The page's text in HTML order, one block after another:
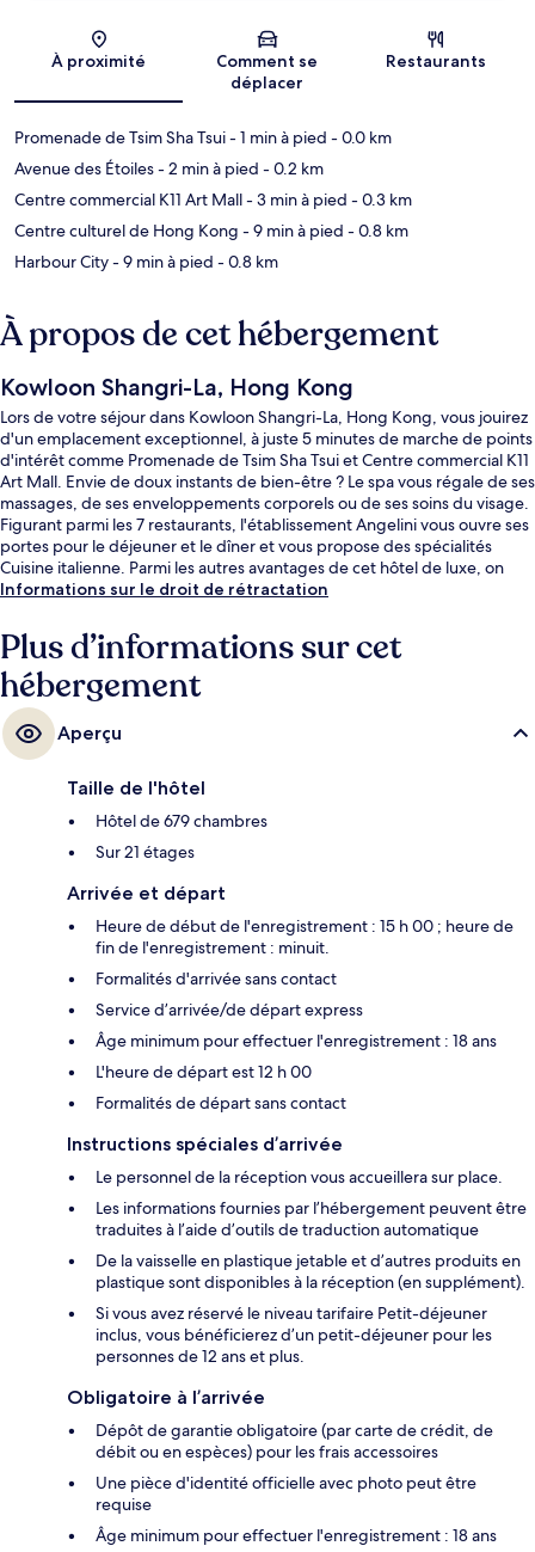
Carte
À proximité
Comment se
déplacer
Restaurants
Promenade de Tsim Sha Tsui- 1 min à pied - 0.0 km
Avenue des Étoiles- 2 min à pied - 0.2 km
Centre commercial K11 Art Mall- 3 min à pied - 0.3 km
Centre culturel de Hong Kong - 9 min à pied - 0.8 km
Harbour City- 9 min à pied - 0.8 km
À propos de cet hébergement
Kowloon Shangri-La, Hong Kong
Lors de votre séjour dans Kowloon Shangri-La, Hong Kong, vous jouirez
d'un emplacement exceptionnel, à juste 5 minutes de marche de points
d'intérêt comme Promenade de Tsim Sha Tsui et Centre commercial K11
Art Mall. Envie de doux instants de bien-être ? Le spa vous régale de ses
massages, de ses enveloppements corporels ou de ses soins du visage.
Figurant parmi les 7 restaurants, l'établissement Angelini vous ouvre ses
portes pour le déjeuner et le dîner et vous propose des spécialités
Cuisine italienne. Parmi les autres avantages de cet hôtel de luxe, on
trouve une piscine couverte, un bar / salon et un centre de remise en
tarissent pas d'éloges en ce qui concerne le personnel attentionné et
l'emplacement.
Informations sur le droit de rétractation
Plus d’informations sur cet
hébergement
Aperçu
Taille de l'hôtel
Hôtel de 679 chambres
Sur 21 étages
Arrivée et départ
Heure de début de l'enregistrement : 15 h 00 ; heure de
fin de l'enregistrement : minuit.
Formalités d'arrivée sans contact
Service d’arrivée/de départ express
Âge minimum pour effectuer l'enregistrement : 18 ans
L'heure de départ est 12 h 00
Formalités de départ sans contact
Instructions spéciales d’arrivée
Le personnel de la réception vous accueillera sur place.
Les informations fournies par l’hébergement peuvent être
traduites à l’aide d’outils de traduction automatique
De la vaisselle en plastique jetable et d’autres produits en
plastique sont disponibles à la réception (en supplément).
Si vous avez réservé le niveau tarifaire Petit-déjeuner
inclus, vous bénéficierez d’un petit-déjeuner pour les
personnes de 12 ans et plus.
Obligatoire à l’arrivée
Dépôt de garantie obligatoire (par carte de crédit, de
débit ou en espèces) pour les frais accessoires
Une pièce d'identité officielle avec photo peut être
requise
Âge minimum pour effectuer l'enregistrement : 18 ans